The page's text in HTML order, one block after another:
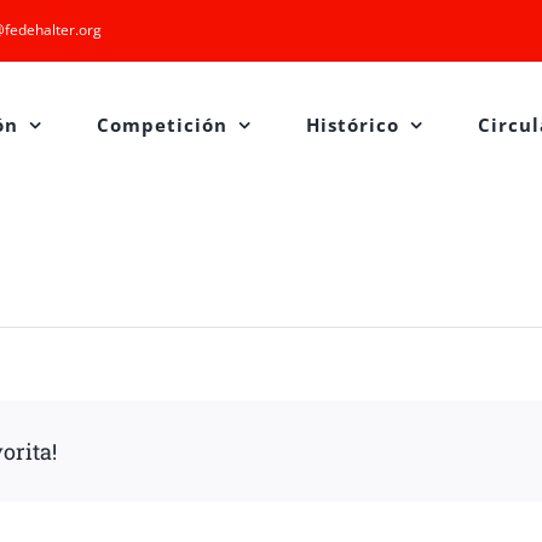
Competición Histórico